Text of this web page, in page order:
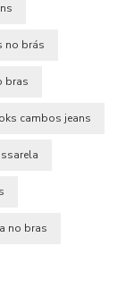
no brás
bras
cambos jeans
no bras